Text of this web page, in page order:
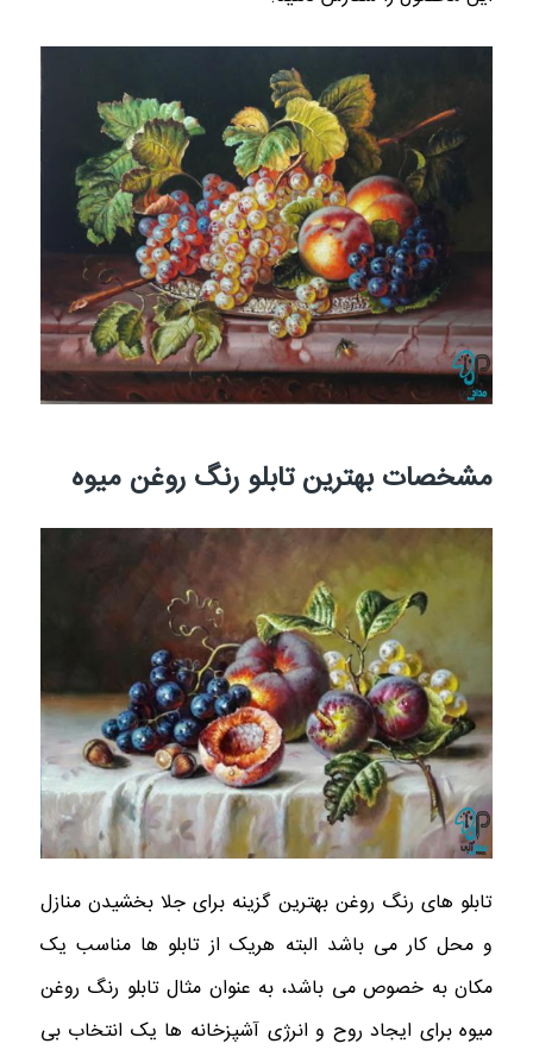
مشخصات بهترین تابلو رنگ روغن میوه
تابلو های رنگ روغن بهترین گزینه برای جلا بخشیدن منازل
و محل کار می باشد البته هریک از تابلو ها مناسب یک
مکان به خصوص می باشد، به عنوان مثال تابلو رنگ روغن
میوه برای ایجاد روح و انرژی آشپزخانه ها یک انتخاب بی